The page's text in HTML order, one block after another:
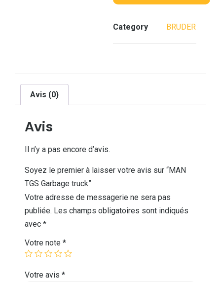
Category BRUDER
Avis (0)
Avis
Il n’y a pas encore d’avis.
Soyez le premier à laisser votre avis sur “MAN
TGS Garbage truck”
Votre adresse de messagerie ne sera pas
publiée. Les champs obligatoires sont indiqués
avec *
Votre note *
Votre avis *